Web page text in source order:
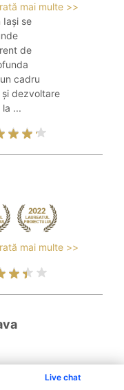
Live chat
mai multe >>
Iași se
de
cadru
dezvoltare
...
mai multe >>